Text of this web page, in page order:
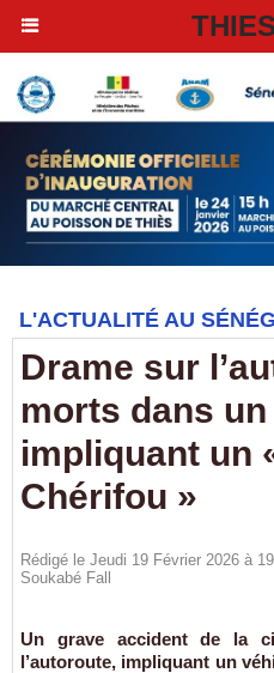
L'ACTUALITÉ AU
Drame sur
morts dans
impliquant un
Chérifou »
Rédigé le Jeudi 19 Février 2026 à
Soukabé Fall
Un grave accident de la
l’autoroute, impliquant un